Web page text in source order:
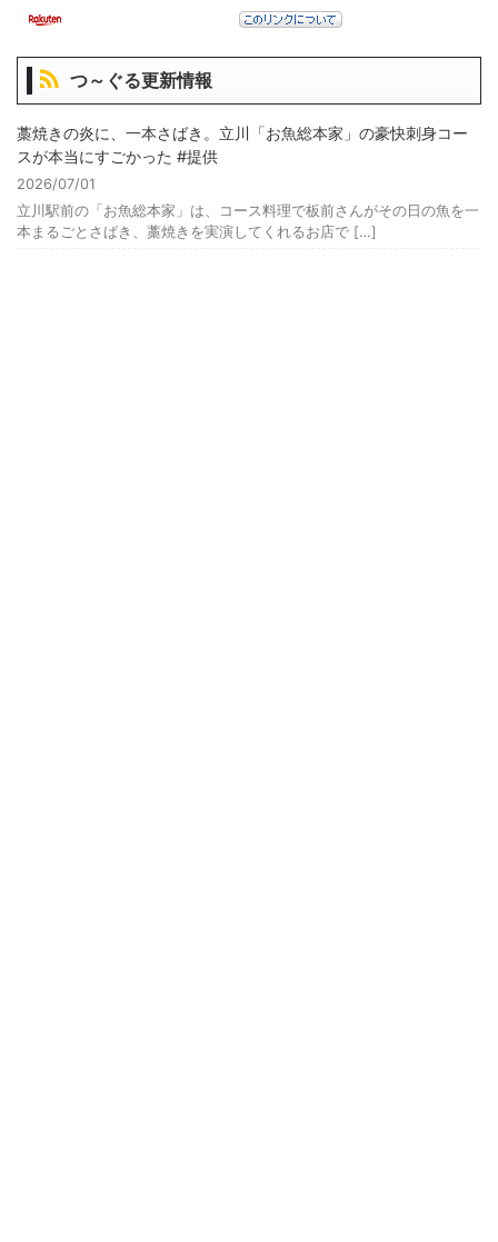
つ～ぐる更新情報
藁焼きの炎に、一本さばき。立川「お魚総本家」の豪快刺身コー
スが本当にすごかった #提供
2026/07/01
立川駅前の「お魚総本家」は、コース料理で板前さんがその日の魚を一
本まるごとさばき、藁焼きを実演してくれるお店で […]